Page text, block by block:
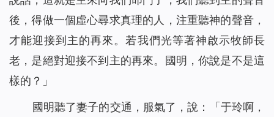
後，得做一個虛心尋求真理的人，注重聽神的聲音，
才能迎接到主的再來。若我們光等著神啟示牧師長
老，是絕對迎接不到主的再來。國明，你說是不是這
樣的？」
國明聽了妻子的交通，服氣了，說：「于玲啊，